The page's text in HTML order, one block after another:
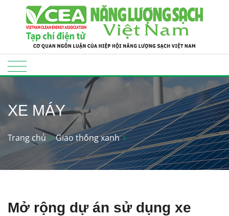
XE MÁY
Trang chủ Giao thông xanh
Mở rộng dự án sử dụng xe